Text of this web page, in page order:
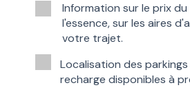
Information sur le prix du
l'essence, sur les aires
votre trajet.
Localisation des
recharge disponibles à